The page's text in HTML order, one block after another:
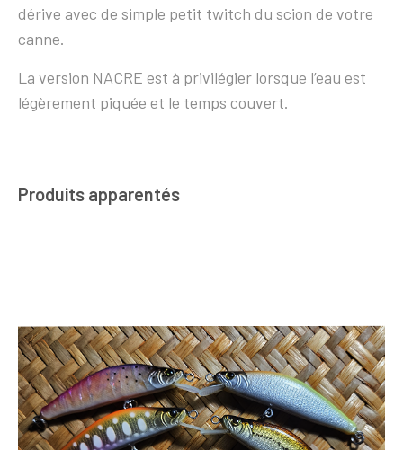
dérive avec de simple petit twitch du scion de votre
canne.
La version NACRE est à privilégier lorsque l’eau est
légèrement piquée et le temps couvert.
Produits apparentés